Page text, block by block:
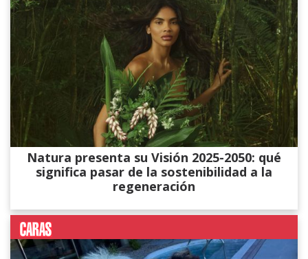
Natura presenta su Visión 2025-2050: qué
significa pasar de la sostenibilidad a la
regeneración